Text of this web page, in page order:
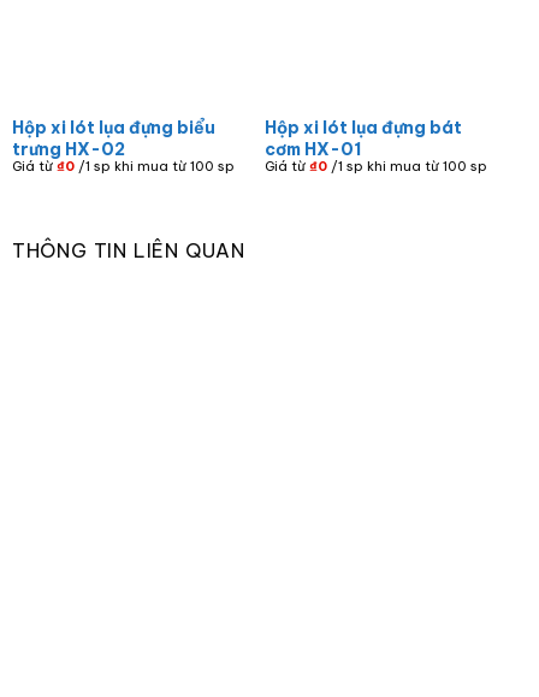
Hộp xi lót lụa đựng biểu
trưng HX-02
Giá từ ₫0/1 sp khi mua từ 100 sp
Hộp xi lót lụa đựng bát
cơm HX-01
Giá từ₫0 /1 sp khi mua từ 100 sp
THÔNG TIN LIÊN QUAN